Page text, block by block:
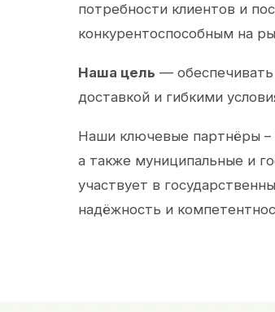
потребности клиентов и
конкурентоспособным на
Наша цель —
доставкой и гибкими
Наши ключевые партнёры –
а также муниципальные и
участвует в
надёжность и